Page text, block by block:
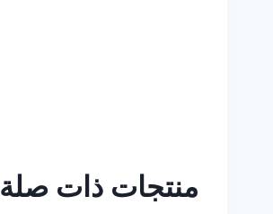
منتجات ذات صلة